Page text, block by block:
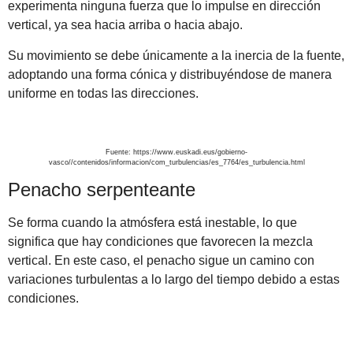
experimenta ninguna fuerza que lo impulse en dirección
vertical, ya sea hacia arriba o hacia abajo.
Su movimiento se debe únicamente a la inercia de la fuente,
adoptando una forma cónica y distribuyéndose de manera
uniforme en todas las direcciones.
Fuente: https://www.euskadi.eus/gobierno-
vasco//contenidos/informacion/com_turbulencias/es_7764/es_turbulencia.html
Penacho serpenteante
Se forma cuando la atmósfera está inestable, lo que
significa que hay condiciones que favorecen la mezcla
vertical. En este caso, el penacho sigue un camino con
variaciones turbulentas a lo largo del tiempo debido a estas
condiciones.